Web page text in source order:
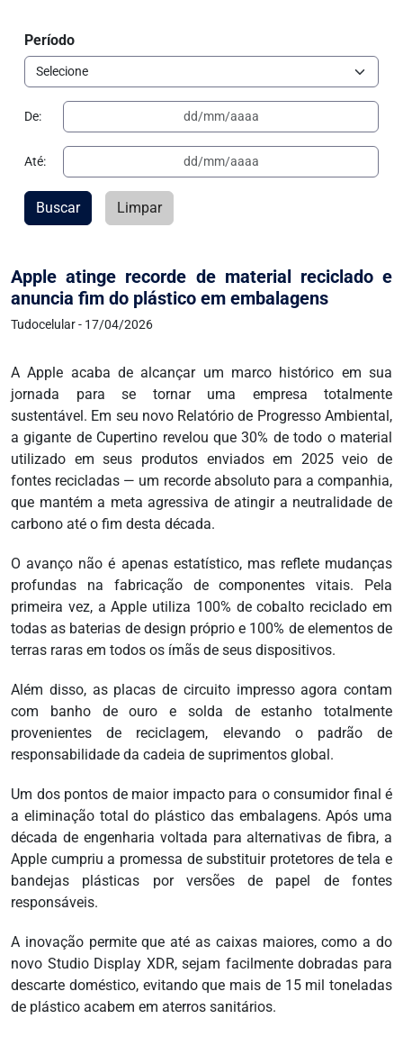
Apple atinge recorde de material reciclado e
anuncia fim do plástico em embalagens
Tudocelular - 17/04/2026
A Apple acaba de alcançar um marco histórico em sua
jornada para se tornar uma empresa totalmente
sustentável. Em seu novo Relatório de Progresso Ambiental,
a gigante de Cupertino revelou que 30% de todo o material
utilizado em seus produtos enviados em 2025 veio de
fontes recicladas — um recorde absoluto para a companhia,
que mantém a meta agressiva de atingir a neutralidade de
carbono até o fim desta década.
O avanço não é apenas estatístico, mas reflete mudanças
profundas na fabricação de componentes vitais. Pela
primeira vez, a Apple utiliza 100% de cobalto reciclado em
todas as baterias de design próprio e 100% de elementos de
terras raras em todos os ímãs de seus dispositivos.
Além disso, as placas de circuito impresso agora contam
com banho de ouro e solda de estanho totalmente
provenientes de reciclagem, elevando o padrão de
responsabilidade da cadeia de suprimentos global.
Um dos pontos de maior impacto para o consumidor final é
a eliminação total do plástico das embalagens. Após uma
década de engenharia voltada para alternativas de fibra, a
Apple cumpriu a promessa de substituir protetores de tela e
bandejas plásticas por versões de papel de fontes
responsáveis.
A inovação permite que até as caixas maiores, como a do
novo Studio Display XDR, sejam facilmente dobradas para
descarte doméstico, evitando que mais de 15 mil toneladas
de plástico acabem em aterros sanitários.
Período
De:
Até:
Buscar Limpar